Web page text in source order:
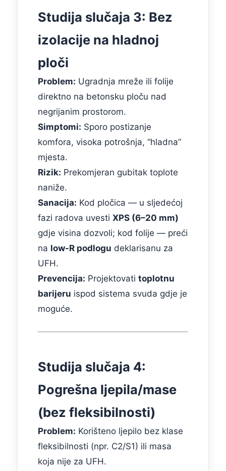
Studija slučaja 3: Bez
izolacije na hladnoj
ploči
Problem: Ugradnja mreže ili folije
direktno na betonsku ploču nad
negrijanim prostorom.
Simptomi: Sporo postizanje
komfora, visoka potrošnja, “hladna”
mjesta.
Rizik: Prekomjeran gubitak toplote
naniže.
Sanacija: Kod pločica — u sljedećoj
fazi radova uvesti XPS (6–20 mm)
gdje visina dozvoli; kod folije — preći
na low-R podlogu deklarisanu za
UFH.
Prevencija: Projektovati toplotnu
barijeru ispod sistema svuda gdje je
moguće.
Studija slučaja 4:
Pogrešna ljepila/masе
(bez fleksibilnosti)
Problem: Korišteno ljepilo bez klase
fleksibilnosti (npr. C2/S1) ili masa
koja nije za UFH.